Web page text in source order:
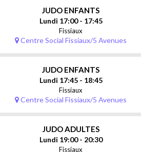
JUDO ENFANTS
Lundi 17:00 - 17:45
Fissiaux
Centre Social Fissiaux/5 Avenues
JUDO ENFANTS
Lundi 17:45 - 18:45
Fissiaux
Centre Social Fissiaux/5 Avenues
JUDO ADULTES
Lundi 19:00 - 20:30
Fissiaux